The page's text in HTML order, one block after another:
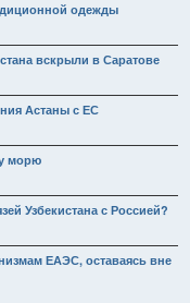
одежды
вскрыли в Саратове
Астаны с ЕС
морю
Узбекистана с Россией?
ЕАЭС, оставаясь вне